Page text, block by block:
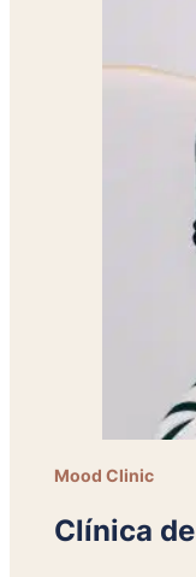
Mood Clinic
Clínica